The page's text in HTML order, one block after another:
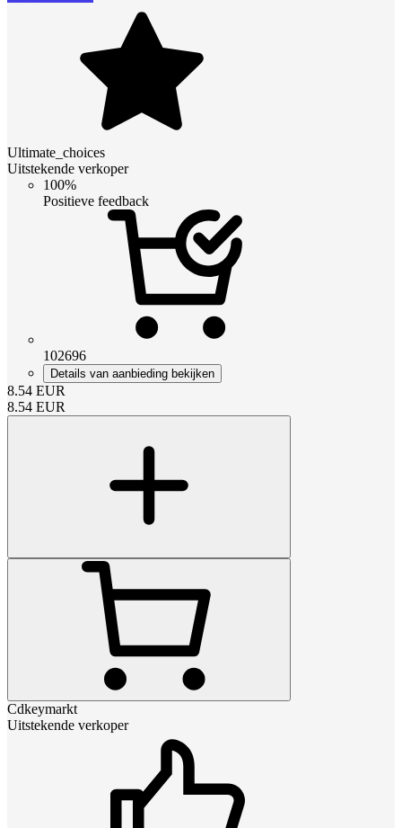
Ultimate_choices
Uitstekende verkoper
100%
Positieve feedback
102696
Details van aanbieding bekijken
8.54 EUR
8.54 EUR
Cdkeymarkt
Uitstekende verkoper